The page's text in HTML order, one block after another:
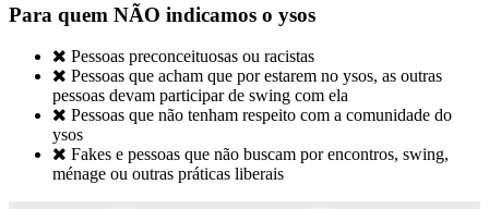
Para quem NÃO indicamos o ysos
 Pessoas preconceituosas ou racistas
 Pessoas que acham que por estarem no ysos, as outras
pessoas devam participar de swing com ela
 Pessoas que não tenham respeito com a comunidade do
ysos
 Fakes e pessoas que não buscam por encontros, swing,
ménage ou outras práticas liberais